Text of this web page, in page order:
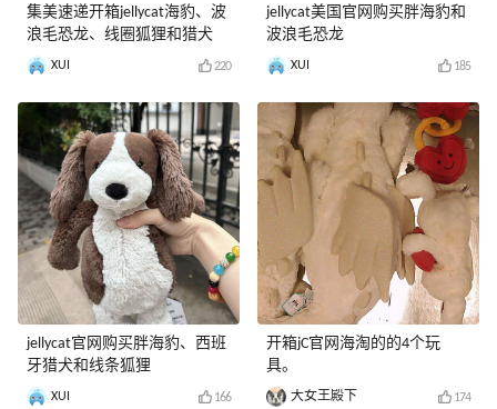
集美速递开箱jellycat海豹、波
浪毛恐龙、线圈狐狸和猎犬
XUI 220
jellycat官网购买胖海豹、西班
牙猎犬和线条狐狸
XUI 166
jellycat美国官网购买胖海豹和
波浪毛恐龙
XUI 185
开箱jC官网海淘的的4个玩
具。
大女王殿下 174